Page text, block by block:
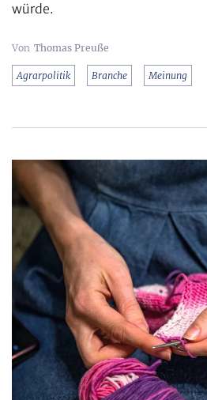
würde.
Thomas Preuße
Agrarpolitik Branche Meinung